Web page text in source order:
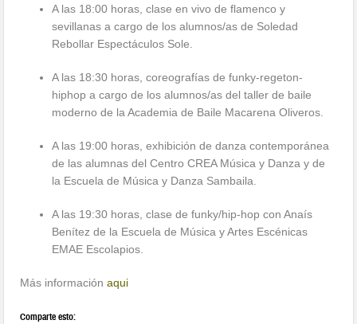
A las 18:00 horas, clase en vivo de flamenco y
sevillanas a cargo de los alumnos/as de Soledad
Rebollar Espectáculos Sole.
A las 18:30 horas, coreografías de funky-regeton-
hiphop a cargo de los alumnos/as del taller de baile
moderno de la Academia de Baile Macarena Oliveros.
A las 19:00 horas, exhibición de danza contemporánea
de las alumnas del Centro CREA Música y Danza y de
la Escuela de Música y Danza Sambaila.
A las 19:30 horas, clase de funky/hip-hop con Anaís
Benítez de la Escuela de Música y Artes Escénicas
EMAE Escolapios.
Más informaciónaqui
Comparte esto: